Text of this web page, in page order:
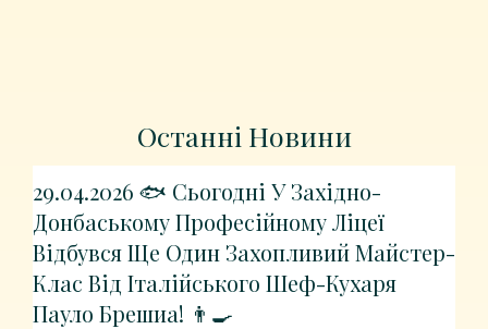
Останні Новини
29.04.2026 🐟 Сьогодні У Західно-
Донбаському Професійному Ліцеї
Відбувся Ще Один Захопливий Майстер-
Клас Від Італійського Шеф-Кухаря
Пауло Брешиа! 👨‍🍳